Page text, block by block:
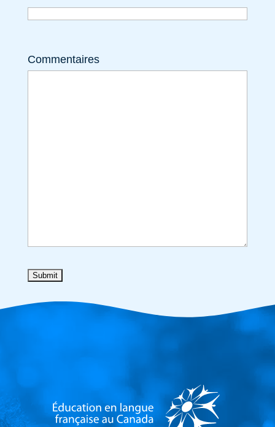
Commentaires